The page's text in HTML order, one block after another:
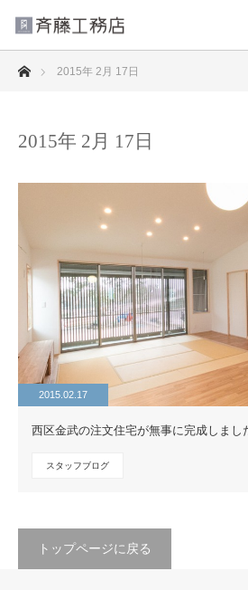
ホーム2015年 2月 17日
2015年 2月 17日
2015.02.17
西区金武の注文住宅が無事に完成しまし
スタッフブログ
トップページに戻る